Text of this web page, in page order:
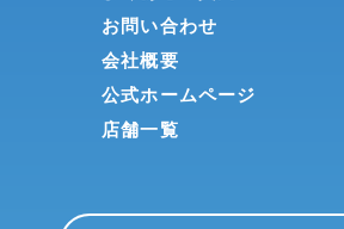
お問い合わせ
会社概要
公式ホームページ
店舗一覧